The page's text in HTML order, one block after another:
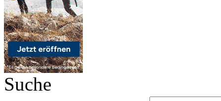
Suche